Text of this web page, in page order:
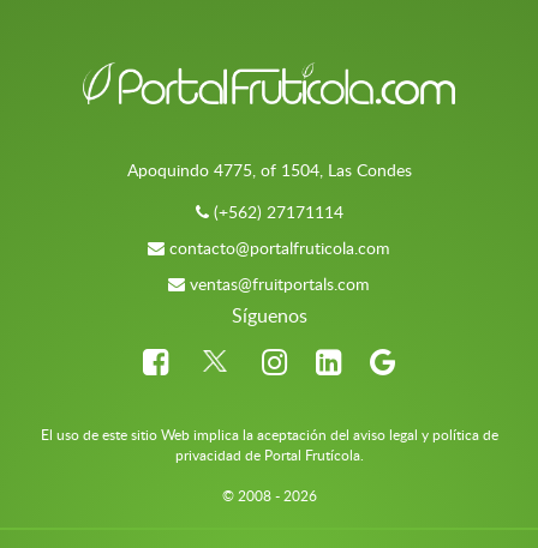
Apoquindo 4775, of 1504, Las Condes
(+562) 27171114
contacto@portalfruticola.com
ventas@fruitportals.com
Síguenos
El uso de este sitio Web implica la aceptación del aviso legal y política de
privacidad de Portal Frutícola.
© 2008 - 2026